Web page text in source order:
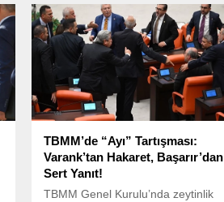
TBMM’de “Ayı” Tartışması:
Varank’tan Hakaret, Başarır’dan
Sert Yanıt!
TBMM Genel Kurulu’nda zeytinlik